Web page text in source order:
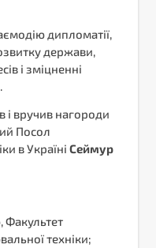
дипломатії,
держави,
і зміцненні
і вручив нагороди
Посол
в Україні Сеймур
, Факультет
техніки;